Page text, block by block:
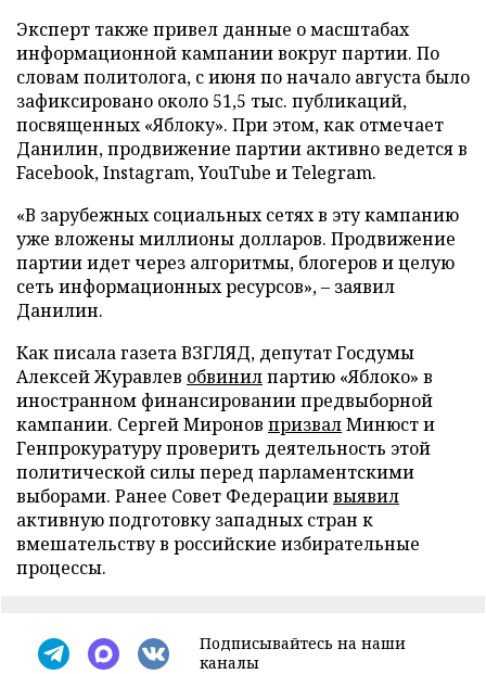
Эксперт также привел данные о масштабах
информационной кампании вокруг партии. По
словам политолога, с июня по начало августа было
зафиксировано около 51,5 тыс. публикаций,
посвященных «Яблоку». При этом, как отмечает
Данилин, продвижение партии активно ведется в
Facebook, Instagram, YouTube и Telegram.
«В зарубежных социальных сетях в эту кампанию
уже вложены миллионы долларов. Продвижение
партии идет через алгоритмы, блогеров и целую
сеть информационных ресурсов», – заявил
Данилин.
Как писала газета ВЗГЛЯД, депутат Госдумы
Алексей Журавлев обвинилпартию «Яблоко» в
иностранном финансировании предвыборной
кампании. Сергей Миронов призвалМинюст и
Генпрокуратуру проверить деятельность этой
политической силы перед парламентскими
выборами. Ранее Совет Федерациивыявил
активную подготовку западных стран к
вмешательству в российские избирательные
процессы.
Подписывайтесь на наши
каналы